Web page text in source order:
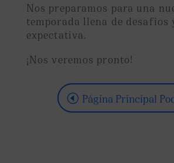
Nos preparamos para una
temporada llena de desafios
expectativa.
¡Nos veremos pronto!
Página Principal